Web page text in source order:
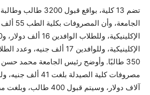
تضم 13 كلية، بواقع قبول
الجامعة،
الإكلينيكية، وللوافدين 17 ألف
350 طالبًا. وأوضح رئيس الجامعة محمد
آلاف دولار، وسيتم قبول